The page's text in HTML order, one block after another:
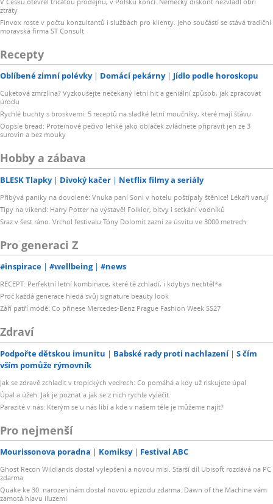
ztráty
Finvox roste v počtu konzultantů i službách pro klienty. Jeho součástí se stává tradiční
moravská firma ST Consult
Recepty
Oblíbené zimní polévky Domácí pekárny Jídlo podle horoskopu
Cuketová zmrzlina? Vyzkoušejte nečekaný letní hit a geniální způsob, jak zpracovat
úrodu
Rychlé buchty s broskvemi: 5 receptů na sladké letní moučníky, které mají šťávu
Oopsie bread: Proteinové pečivo lehké jako obláček zvládnete připravit jen ze 3
surovin a bez mouky
Hobby a zábava
BLESK Tlapky Divoký kačer Netflix filmy a seriály
Přibývá paniky na dovolené: Vnuka paní Soni v hotelu poštípaly štěnice! Lékaři varují
Tipy na víkend: Harry Potter na výstavě! Folklor, bitvy i setkání vodníků
Sraz v šest ráno. Vrchol festivalu Tóny Dolomit zazní za úsvitu ve 3000 metrech
Pro generaci Z
#inspirace #wellbeing #news
RECEPT: Perfektní letní kombinace, které tě zchladí, i kdybys nechtěl*a
Proč každá generace hledá svůj signature beauty look
Září patří módě: Co přinese Mercedes-Benz Prague Fashion Week SS27
Zdraví
Podpořte dětskou imunitu Babské rady proti nachlazení
S čím
vším pomůže rýmovník
Jak se zdravě zchladit v tropických vedrech: Co pomáhá a kdy už riskujete úpal
Úpal a úžeh: Jak je poznat a jak se z nich rychle vyléčit
Parazité v nás: Kterým se u nás líbí a kde v našem těle je můžeme najít?
Pro nejmenší
Mourissonova poradna Komiksy Festival ABC
Ghost Recon Wildlands dostal vylepšení a novou misi. Starší díl Ubisoft rozdává na PC
zdarma
Quake ke 30. narozeninám dostal novou epizodu zdarma. Dawn of the Machine vám
zamotá hlavu iluzemi